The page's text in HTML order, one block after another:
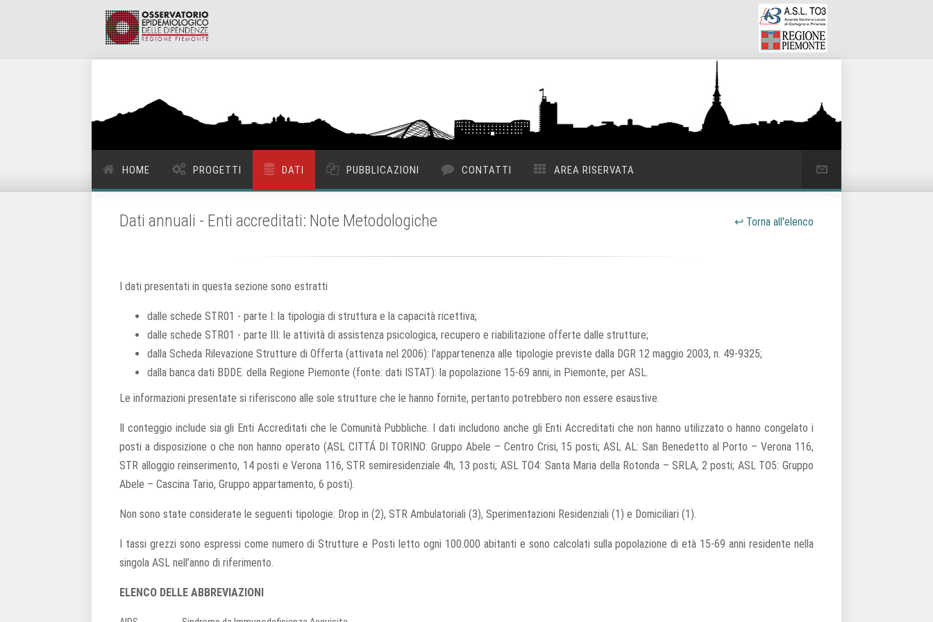
HOME PROGETTI DATI PUBBLICAZIONI CONTATTI AREA RISERVATA
Dati annuali - Enti accreditati: Note Metodologiche ↩ Torna all'elenco
I dati presentati in questa sezione sono estratti
dalle schede STR01 - parte I: la tipologia di struttura e la capacità ricettiva;
dalle schede STR01 - parte III: le attività di assistenza psicologica, recupero e riabilitazione offerte dalle strutture;
dalla Scheda Rilevazione Strutture di Offerta (attivata nel 2006): l’appartenenza alle tipologie previste dalla DGR 12 maggio 2003, n. 49-9325;
dalla banca dati BDDE. della Regione Piemonte (fonte: dati ISTAT): la popolazione 15-69 anni, in Piemonte, per ASL.
Le informazioni presentate si riferiscono alle sole strutture che le hanno fornite, pertanto potrebbero non essere esaustive.
Il conteggio include sia gli Enti Accreditati che le Comunità Pubbliche. I dati includono anche gli Enti Accreditati che non hanno utilizzato o hanno congelato i
posti a disposizione o che non hanno operato (ASL CITTÁ DI TORINO: Gruppo Abele – Centro Crisi, 15 posti; ASL AL: San Benedetto al Porto – Verona 116,
STR alloggio reinserimento, 14 posti e Verona 116, STR semiresidenziale 4h, 13 posti; ASL TO4: Santa Maria della Rotonda – SRLA, 2 posti; ASL TO5: Gruppo
Abele – Cascina Tario, Gruppo appartamento, 6 posti).
Non sono state considerate le seguenti tipologie: Drop in (2), STR Ambulatoriali (3), Sperimentazioni Residenziali (1) e Domiciliari (1).
I tassi grezzi sono espressi come numero di Strutture e Posti letto ogni 100.000 abitanti e sono calcolati sulla popolazione di età 15-69 anni residente nella
singola ASL nell’anno di riferimento.
ELENCO DELLE ABBREVIAZIONI